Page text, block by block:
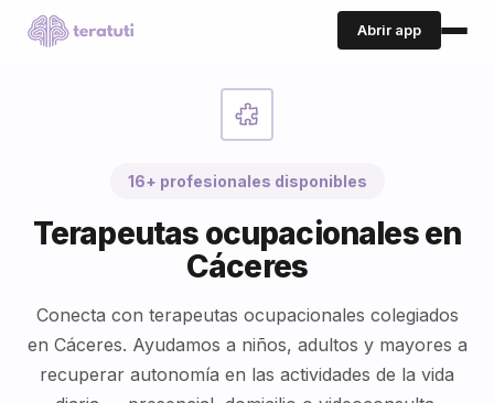
Abrir app
16+ profesionales disponibles
Terapeutas ocupacionales en
Cáceres
Conecta con terapeutas ocupacionales colegiados
en Cáceres. Ayudamos a niños, adultos y mayores a
recuperar autonomía en las actividades de la vida